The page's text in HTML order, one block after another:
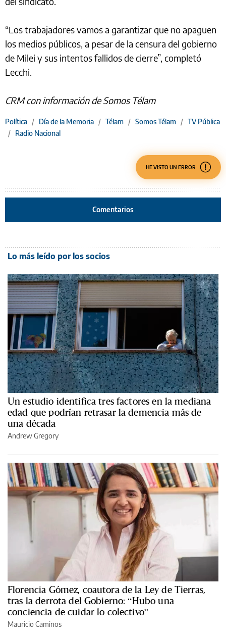
“Los trabajadores vamos a garantizar que no apaguen
los medios públicos, a pesar de la censura del gobierno
de Milei y sus intentos fallidos de cierre”, completó
Lecchi.
CRM con información de Somos Télam
Política / Día de la Memoria / Télam / Somos Télam / TV Pública
/ Radio Nacional
HE VISTO UN ERROR
Comentarios
Lo más leído por los socios
Un estudio identifica tres factores en la mediana
edad que podrían retrasar la demencia más de
una década
Andrew Gregory
Florencia Gómez, coautora de la Ley de Tierras,
tras la derrota del Gobierno: “Hubo una
conciencia de cuidar lo colectivo”
Mauricio Caminos